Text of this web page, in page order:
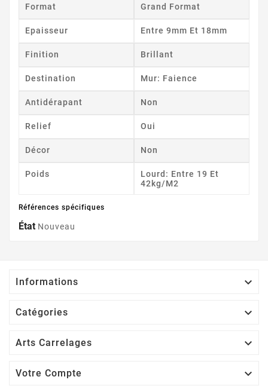
Format Grand Format
Epaisseur Entre 9mm Et 18mm
Finition Brillant
Destination Mur: Faience
Antidérapant Non
Relief Oui
Décor Non
Poids
Lourd: Entre 19 Et
42kg/m2
Références spécifiques
État Nouveau
Informations 
Catégories 
Arts Carrelages 
Votre Compte 